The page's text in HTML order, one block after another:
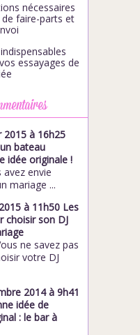
nécessaires
faire-parts et
essayages de
2015 à 16h25
bateau
idée originale !
avez envie
mariage ...
à 11h50 Les
choisir son DJ
ne savez pas
votre DJ
2014 à 9h41
idée de
: le bar à